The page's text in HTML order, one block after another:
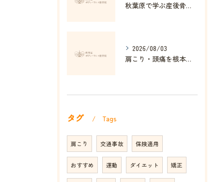
秋葉原で学ぶ産後骨盤矯正の重要性
2026/08/03
肩こり・頭痛を根本改善する整体の秘訣
タグ Tags
肩こり 交通事故 保険適用
おすすめ 運動 ダイエット 矯正